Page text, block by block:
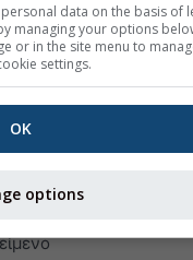
rainSPOT
Πίεση
Φόντο
data on the basis of
managing your options
or in the site menu to
settings.
OK
options